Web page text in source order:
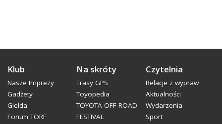
Klub
Nasze Imprezy
Gadżety
Giełda
Forum TORF
Na skróty
Trasy GPS
Toyopedia
TOYOTA OFF-ROAD
FESTIVAL
Czytelnia
Relacje z wypraw
Aktualności
Wydarzenia
Sport